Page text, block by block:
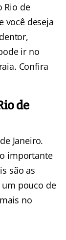
Rio de
você deseja
ir no
Confira
de
Janeiro.
importante
são as
pouco de
no